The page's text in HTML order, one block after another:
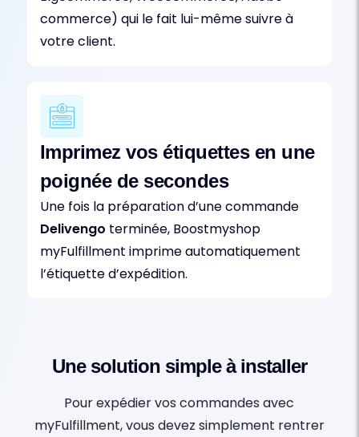
commerce) qui le fait lui-même suivre à
votre client.
Imprimez vos étiquettes en une
poignée de secondes
Une fois la préparation d’une commande
Delivengo terminée, Boostmyshop
myFulfillment imprime automatiquement
l’étiquette d’expédition.
Une solution simple à installer
Pour expédier vos commandes avec
myFulfillment, vous devez simplement rentrer